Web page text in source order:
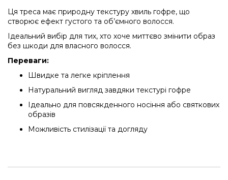
Ця треса має природну текстуру хвиль гофре, що
створює ефект густого та об’ємного волосся.
Ідеальний вибір для тих, хто хоче миттєво змінити образ
без шкоди для власного волосся.
Переваги:
Швидке та легке кріплення
Натуральний вигляд завдяки текстурі гофре
Ідеально для повсякденного носіння або святкових
образів
Можливість стилізації та догляду